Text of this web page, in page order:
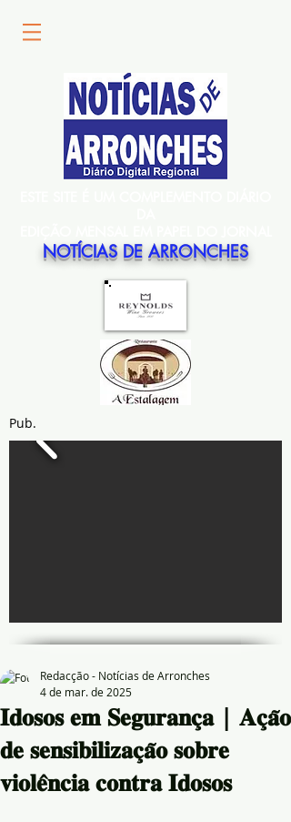
NOTÍCIAS DE ARRONCHES
Pub.
𝐈𝐝𝐨𝐬𝐨𝐬 𝐞𝐦 𝐒𝐞𝐠𝐮𝐫𝐚𝐧𝐜̧𝐚 | 𝐀𝐜̧𝐚̃𝐨
𝐝𝐞 𝐬𝐞𝐧𝐬𝐢𝐛𝐢𝐥𝐢𝐳𝐚𝐜̧𝐚̃𝐨 𝐬𝐨𝐛𝐫𝐞
𝐯𝐢𝐨𝐥𝐞̂𝐧𝐜𝐢𝐚 𝐜𝐨𝐧𝐭𝐫𝐚 𝐈𝐝𝐨𝐬𝐨𝐬
Redacção - Notícias de Arronches
4 de mar. de 2025